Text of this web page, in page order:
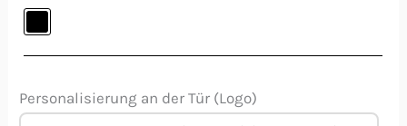
Personalisierung an der Tür (Logo)